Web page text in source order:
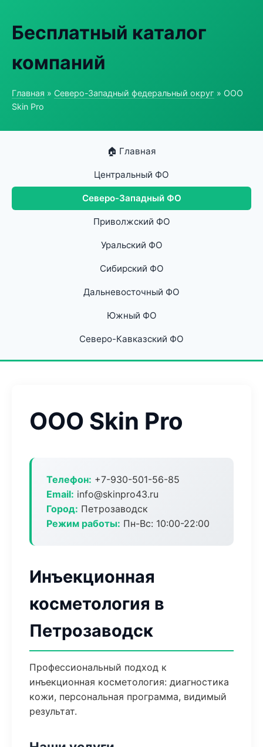
Бесплатный каталог
компаний
Главная » Северо-Западный федеральный округ » ООО
Skin Pro
🏠 Главная
Центральный ФО
Северо-Западный ФО
Приволжский ФО
Уральский ФО
Сибирский ФО
Дальневосточный ФО
Южный ФО
Северо-Кавказский ФО
ООО Skin Pro
Телефон: +7-930-501-56-85
Email: info@skinpro43.ru
Город: Петрозаводск
Режим работы: Пн-Вс: 10:00-22:00
Инъекционная
косметология в
Петрозаводск
Профессиональный подход к
инъекционная косметология: диагностика
кожи, персональная программа, видимый
результат.